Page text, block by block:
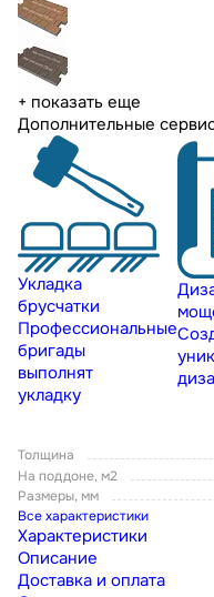
+ показать еще
Дополнительные
Укладка
брусчатки
Профессиональные
бригады
выполнят
укладку
Толщина
На поддоне, м2
Размеры, мм
Все характеристики
Характеристики
Описание
Доставка и оплата